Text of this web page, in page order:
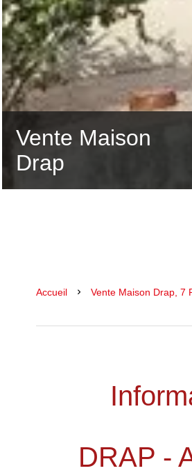
Vente Maison
Drap
Accueil Vente Maison Drap, 7
DRAP -